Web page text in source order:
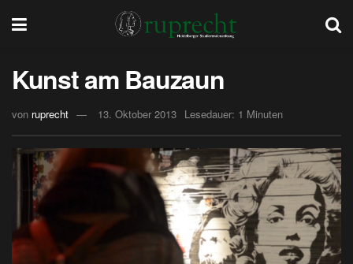
Kunst am Bauzaun
von ruprecht 13. Oktober 2013 Lesedauer: 1 Minuten